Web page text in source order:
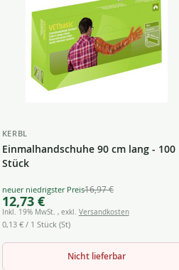
KERBL
Einmalhandschuhe 90 cm lang - 100
Stück
Special
Price
12,73 €
16,97 €
Inkl. 19% MwSt. , exkl. Versandkosten
0,13 €/ 1 Stück (St)
Nicht lieferbar